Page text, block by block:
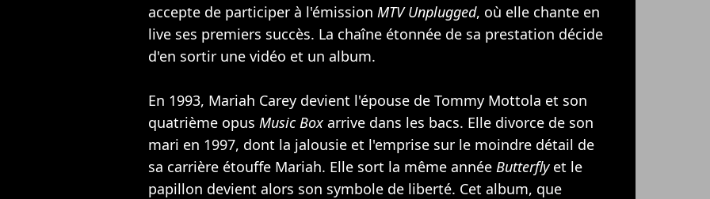
accepte de participer à l'émission MTV Unplugged, où elle chante en
live ses premiers succès. La chaîne étonnée de sa prestation décide
d'en sortir une vidéo et un album.
En 1993, Mariah Carey devient l'épouse de Tommy Mottola et son
quatrième opus Music Box arrive dans les bacs. Elle divorce de son
mari en 1997, dont la jalousie et l'emprise sur le moindre détail de
sa carrière étouffe Mariah. Elle sort la même année Butterflyet le
papillon devient alors son symbole de liberté. Cet album, que